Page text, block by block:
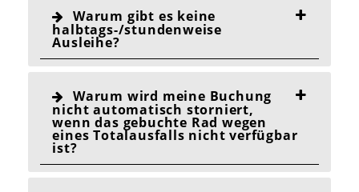
Warum gibt es keine
halbtags-/stundenweise
Ausleihe?
Warum wird meine Buchung
nicht automatisch storniert,
wenn das gebuchte Rad wegen
eines Totalausfalls nicht verfügbar
ist?